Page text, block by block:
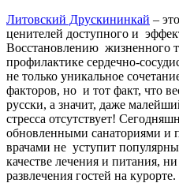
Литовский Друскининкай –
ценителей доступного и
Восстановлению жизненного
профилактике сердечно-
не только уникальное
факторов, но и тот факт, что
русски, а значит, даже
стресса отсутствует!
обновленными санаториями и
врачами не уступит
качестве лечения и питания,
развлечения гостей на курорте.